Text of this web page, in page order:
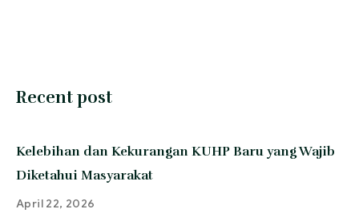
Recent post
Kelebihan dan Kekurangan KUHP Baru yang Wajib
Diketahui Masyarakat
April 22, 2026